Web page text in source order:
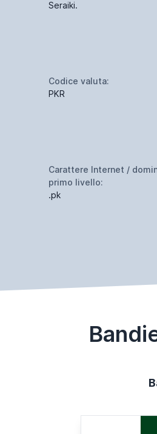
Seraiki.
Codice valuta:
PKR
Carattere Internet /
primo livello:
.pk